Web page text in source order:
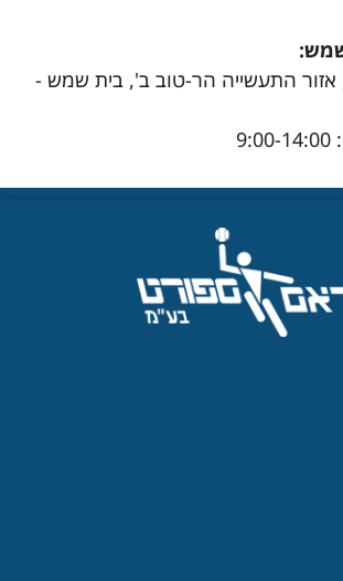
סלע 4, אזור התעשייה הר-טוב ב', בית שמש -